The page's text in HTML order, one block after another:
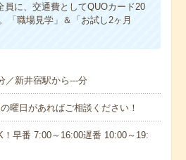
に、交通費としてQUOカード20
「職場見学」＆「お試し2ヶ月
／新井宿駅から---分
曜日があればご相談ください！
早番 7:00～16:00遅番 10:00～19: